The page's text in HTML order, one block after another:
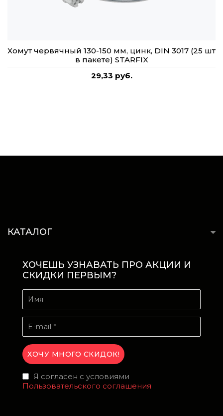
Хомут червячный 130-150 мм, цинк, DIN 3017 (25 шт
в пакете) STARFIX
29,33 руб.
КАТАЛОГ
ХОЧЕШЬ УЗНАВАТЬ ПРО АКЦИИ И
СКИДКИ ПЕРВЫМ?
Я согласен с условиями
Пользовательского соглашения